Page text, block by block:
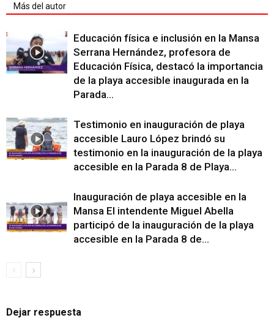
Más del autor
Educación física e inclusión en la Mansa
Serrana Hernández, profesora de
Educación Física, destacó la importancia
de la playa accesible inaugurada en la
Parada...
Testimonio en inauguración de playa
accesible Lauro López brindó su
testimonio en la inauguración de la playa
accesible en la Parada 8 de Playa...
Inauguración de playa accesible en la
Mansa El intendente Miguel Abella
participó de la inauguración de la playa
accesible en la Parada 8 de...
Dejar respuesta